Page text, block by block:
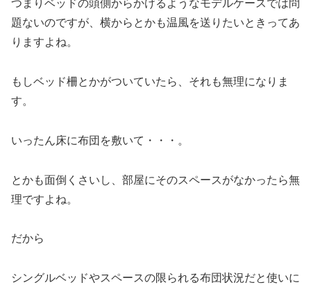
つまりベッドの頭側からかけるようなモデルケースでは問
題ないのですが、横からとかも温風を送りたいときってあ
りますよね。
もしベッド柵とかがついていたら、それも無理になりま
す。
いったん床に布団を敷いて・・・。
とかも面倒くさいし、部屋にそのスペースがなかったら無
理ですよね。
だから
シングルベッドやスペースの限られる布団状況だと使いに